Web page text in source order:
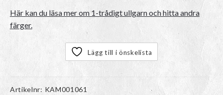
Här kan du läsa mer om 1-trådigt ullgarn och hitta andra
färger.
Lägg till i önskelista
Artikelnr: KAM001061